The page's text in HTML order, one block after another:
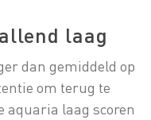
laag
dan gemiddeld op
om terug te
aquaria laag scoren